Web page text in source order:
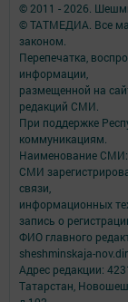
© 2011 - 2026.
© ТАТМЕДИА. Все
законом.
Перепечатка,
информации,
размещенной на
редакций СМИ.
При поддержке
коммуникациям.
Наименование
СМИ
связи,
информационных
запись о
ФИО главного
sheshminskaja-
Адрес редакции:
Татарстан,